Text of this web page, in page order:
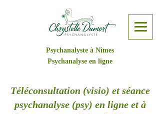
Psychanalyste à Nîmes
Psychanalyse en ligne
Téléconsultation (visio) et séance
psychanalyse (psy) en ligne et à